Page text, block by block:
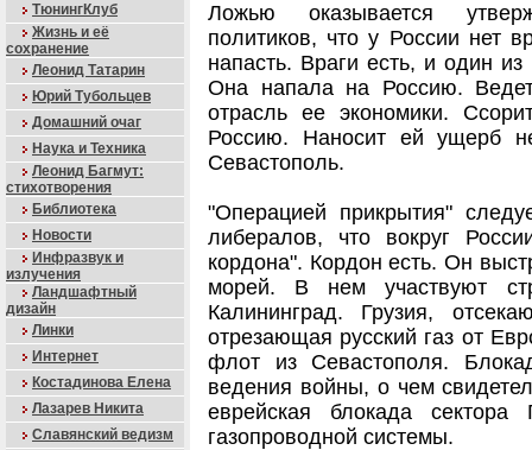
ТюнингКлуб
Жизнь и её
сохранение
Леонид Татарин
Юрий Тубольцев
Домашний очаг
Наука и Техника
Леонид Багмут:
стихотворения
Библиотека
Новости
Инфразвук и
излучения
Ландшафтный
дизайн
Линки
Интернет
Костадинова Елена
Лазарев Никита
Славянский ведизм
Ложью оказывается
политиков, что у России нет
напасть. Враги есть, и один
Она напала на Россию.
отрасль ее экономики.
Россию. Наносит ей ущерб
Севастополь.
"Операцией прикрытия"
либералов, что вокруг
кордона". Кордон есть. Он
морей. В нем участвуют
Калининград. Грузия,
отрезающая русский газ от
флот из Севастополя.
ведения войны, о чем
еврейская блокада сектора
газопроводной системы.